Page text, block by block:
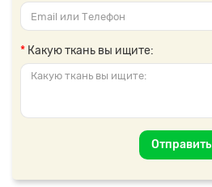
Какую ткань вы ищите:
Отправить